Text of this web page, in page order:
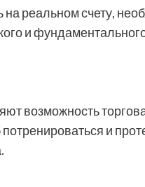
на реальном счету,
и
возможность
и